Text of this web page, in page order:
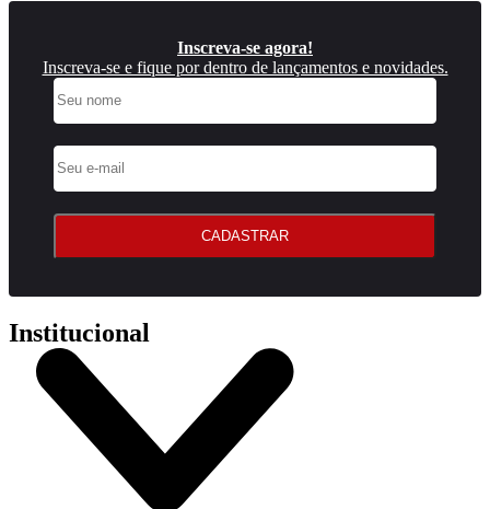
Inscreva-se agora!
Inscreva-se e fique por dentro de lançamentos e novidades.
CADASTRAR
Institucional